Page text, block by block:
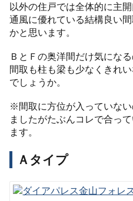
以外の住戸では全体的に主
通風に優れている結構良い
かと思います。
ＢとＦの奥洋間だけ気にな
間取も柱も梁も少なくきれ
でしょうか。
※間取に方位が入っていな
ましたがたぶんコレで合っ
ます。
Ａタイプ